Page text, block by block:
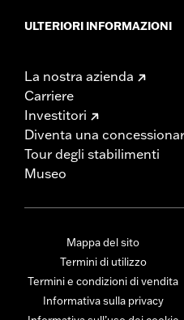
ULTERIORI INFORMAZIONI
La nostra azienda
Carriere
Investitori
Diventa una
Tour degli stabilimenti
Museo
Mappa del sito
Termini di utilizzo
Termini e condizioni di vendita
Informativa sulla privacy